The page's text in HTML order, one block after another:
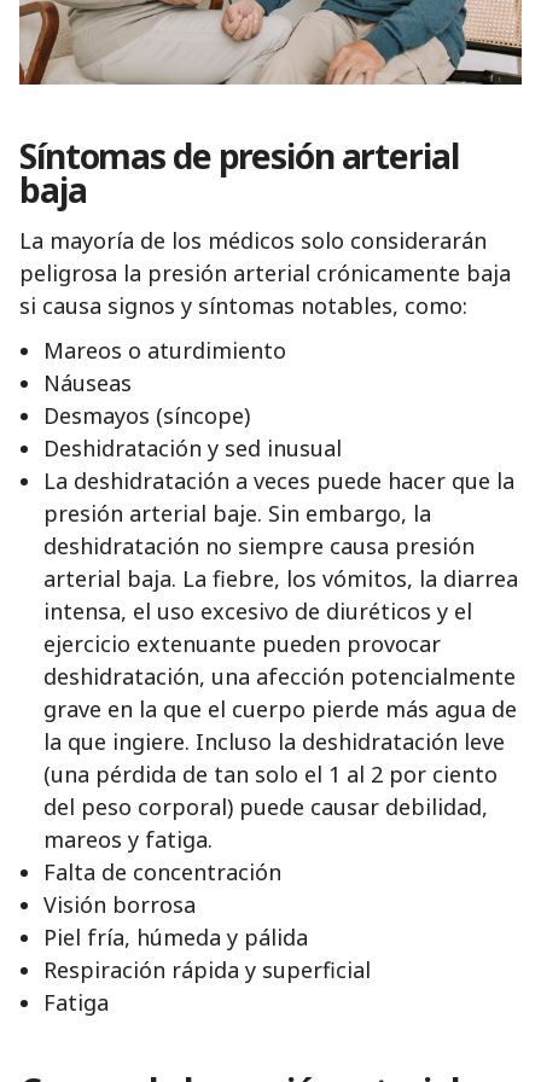
Síntomas de presión arterial
baja
La mayoría de los médicos solo considerarán
peligrosa la presión arterial crónicamente baja
si causa signos y síntomas notables, como:
Mareos o aturdimiento
Náuseas
Desmayos (síncope)
Deshidratación y sed inusual
La deshidratación a veces puede hacer que la
presión arterial baje. Sin embargo, la
deshidratación no siempre causa presión
arterial baja. La fiebre, los vómitos, la diarrea
intensa, el uso excesivo de diuréticos y el
ejercicio extenuante pueden provocar
deshidratación, una afección potencialmente
grave en la que el cuerpo pierde más agua de
la que ingiere. Incluso la deshidratación leve
(una pérdida de tan solo el 1 al 2 por ciento
del peso corporal) puede causar debilidad,
mareos y fatiga.
Falta de concentración
Visión borrosa
Piel fría, húmeda y pálida
Respiración rápida y superficial
Fatiga